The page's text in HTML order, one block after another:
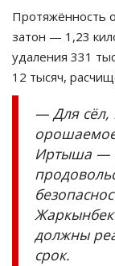
Протяжённость
затон — 1,23
удаления 331
12 тысяч,
— Для сёл,
Иртыша —
должны
срок.